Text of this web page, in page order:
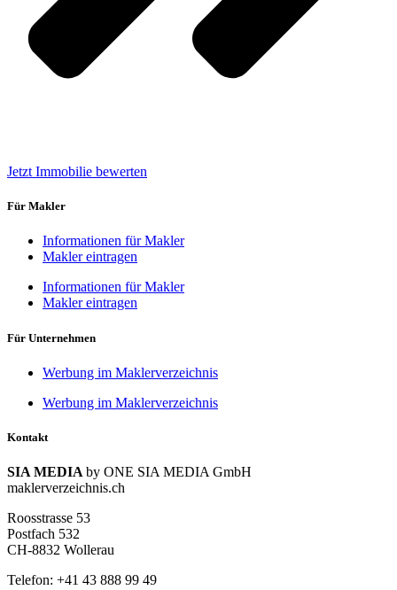
Jetzt Immobilie bewerten
Für Makler
Informationen für Makler
Makler eintragen
Informationen für Makler
Makler eintragen
Für Unternehmen
Werbung im Maklerverzeichnis
Werbung im Maklerverzeichnis
Kontakt
SIA MEDIA by ONE SIA MEDIA GmbH
maklerverzeichnis.ch
Roosstrasse 53
Postfach 532
CH-8832 Wollerau
Telefon: +41 43 888 99 49